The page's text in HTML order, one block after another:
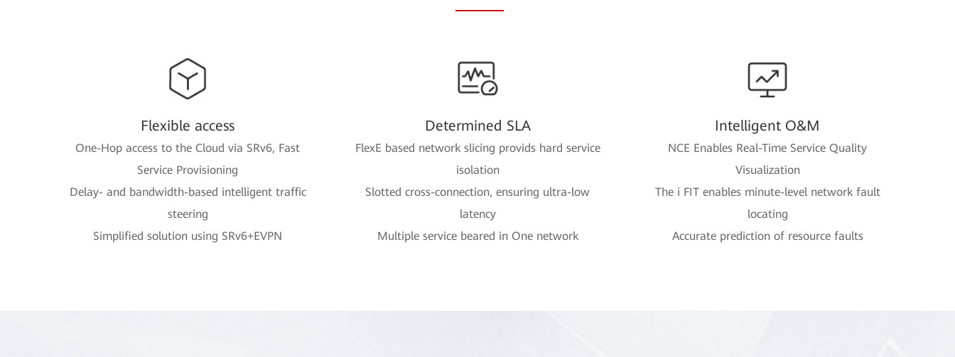
Flexible access
One-Hop access to the Cloud via SRv6, Fast
Service Provisioning
Delay- and bandwidth-based intelligent traffic
steering
Simplified solution using SRv6+EVPN
Determined SLA
FlexE based network slicing provids hard service
isolation
Slotted cross-connection, ensuring ultra-low
latency
Multiple service beared in One network
Intelligent O&M
NCE Enables Real-Time Service Quality
Visualization
The i FIT enables minute-level network fault
locating
Accurate prediction of resource faults